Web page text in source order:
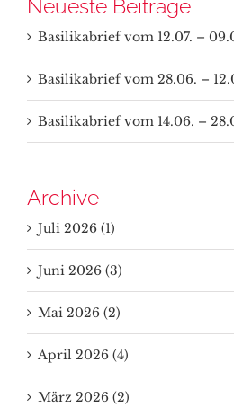
Neueste Beiträge
Basilikabrief vom 12.07. –
Basilikabrief vom 28.06. –
Basilikabrief vom 14.06. –
Archive
Juli 2026 (1)
Juni 2026 (3)
Mai 2026 (2)
April 2026 (4)
März 2026 (2)